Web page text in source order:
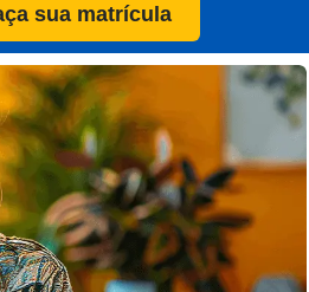
sua matrícula